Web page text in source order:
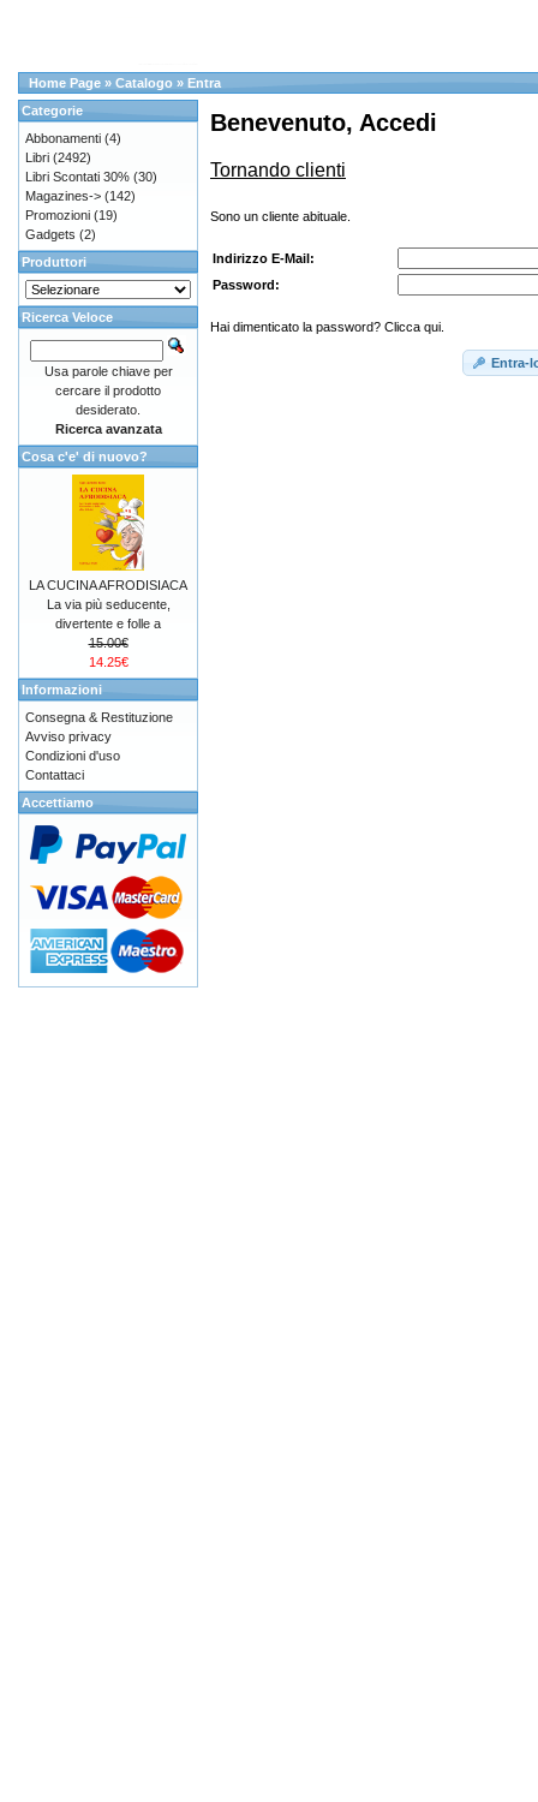
Home Page » Catalogo » Entra
Benevenuto, Accedi
Tornando clienti
Sono un cliente abituale.
Indirizzo E-Mail:
Password:
Hai dimenticato la password? Clicca qui.
Entra-
Categorie
Abbonamenti (4)
Libri (2492)
Libri Scontati 30% (30)
Magazines-> (142)
Promozioni (19)
Gadgets (2)
Produttori
Ricerca Veloce
Usa parole chiave per
cercare il prodotto
desiderato.
Ricerca avanzata
Cosa c'e' di nuovo?
LA CUCINA AFRODISIACA
La via più seducente,
divertente e folle a
15.00€
14.25€
Informazioni
Consegna & Restituzione
Avviso privacy
Condizioni d'uso
Contattaci
Accettiamo